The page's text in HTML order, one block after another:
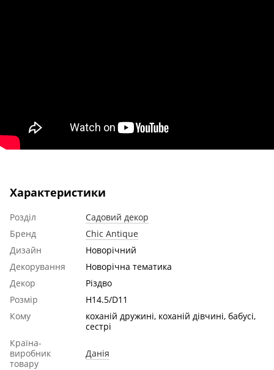
Характеристики
Розділ
Садовий декор
Бренд
Chic Antique
Дизайн
Новорічний
Декорування
Новорічна тематика
Декор
Різдво
Розмір
H14.5/D11
Кому
коханій дружині, коханій дівчині, бабусі,
сестрі
Країна-
виробник
товару
Данія